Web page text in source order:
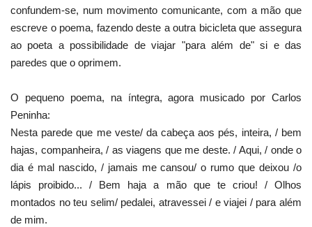
confundem-se, num movimento comunicante, com a mão que
escreve o poema, fazendo deste a outra bicicleta que assegura
ao poeta a possibilidade de viajar "para além de" si e das
paredes que o oprimem.
O pequeno poema, na íntegra, agora musicado por Carlos
Peninha:
Nesta parede que me veste/ da cabeça aos pés, inteira, / bem
hajas, companheira, / as viagens que me deste. / Aqui, / onde o
dia é mal nascido, / jamais me cansou/ o rumo que deixou /o
lápis proibido... / Bem haja a mão que te criou! / Olhos
montados no teu selim/ pedalei, atravessei / e viajei / para além
de mim.